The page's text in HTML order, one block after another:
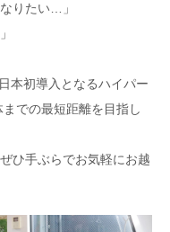
りたい…」
本初導入となるハイパー
での最短距離を目指し
ひ手ぶらでお気軽にお越